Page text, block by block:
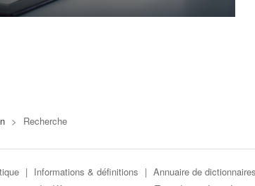
> Recherche
| Informations & définitions | Annuaire de dictionnaires